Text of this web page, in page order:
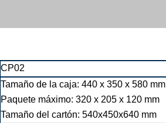
CP02
Tamaño de la caja: 440 x 350 x 580 mm
Paquete máximo: 320 x 205 x 120 mm
Tamaño del cartón: 540x450x640 mm